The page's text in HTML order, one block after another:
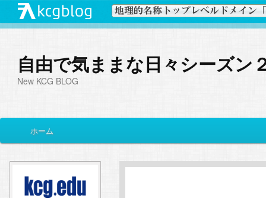
自由で気ままな日々シーズン
New KCG BLOG
イ
メ
イ
ン
サ
ブ
コ
ホーム